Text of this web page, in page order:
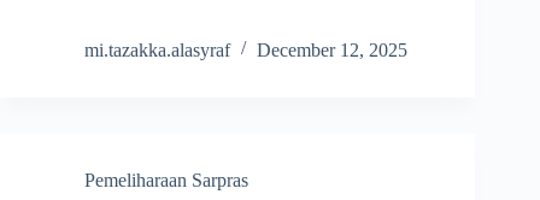
mi.tazakka.alasyraf December 12, 2025
Pemeliharaan Sarpras